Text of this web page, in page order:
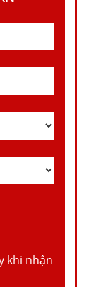
khi nhận